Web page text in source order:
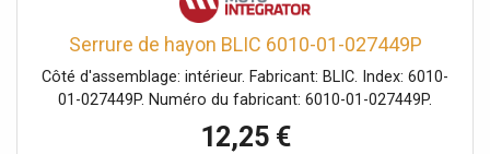
Serrure de hayon BLIC 6010-01-027449P
Côté d'assemblage: intérieur. Fabricant: BLIC. Index: 6010-
01-027449P. Numéro du fabricant: 6010-01-027449P.
12,25 €